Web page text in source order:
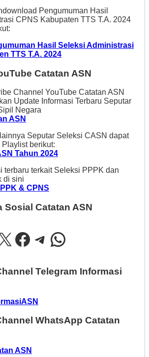
Pengumuman Hasil
CPNS Kabupaten TTS T.A. 2024
Hasil Seleksi Administrasi
TTS T.A. 2024
Catatan ASN
Channel YouTube Catatan ASN
Update Informasi Terbaru Seputar
Negara
ASN
Seputar Seleksi CASN dapat
berikut:
Tahun 2024
terbaru terkait Seleksi PPPK dan
di sini
& CPNS
Sosial Catatan ASN
Facebook
Telegram
WhatsApp
Telegram Informasi
WhatsApp Catatan
ASN